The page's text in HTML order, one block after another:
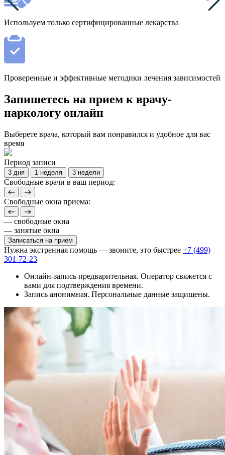
Используем только сертифицированные лекарства
Проверенные и эффективные методики лечения зависимостей
Запишетесь на прием к врачу-
наркологу онлайн
Выберете врача, который вам понравился и удобное для вас
время
Период записи
3 дня 1 неделя 3 недели
Свободные врачи в ваш период:
Свободные окна приема:
— свободные окна
— занятые окна
Записаться на прием
Нужна экстренная помощь — звоните, это быстрее +7 (499)
301-72-23
Онлайн-запись предварительная. Оператор свяжется с
вами для подтверждения времени.
Запись анонимная. Персональные данные защищены.